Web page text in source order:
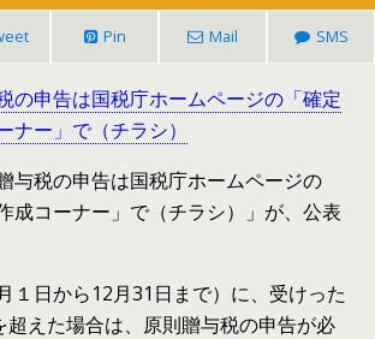
Pin Mail SMS
の申告は国税庁ホームページの「確定
ナー」で（チラシ）
与税の申告は国税庁ホームページの
成コーナー」で（チラシ）」が、公表
１日から12月31日まで）に、受けった
超えた場合は、原則贈与税の申告が必